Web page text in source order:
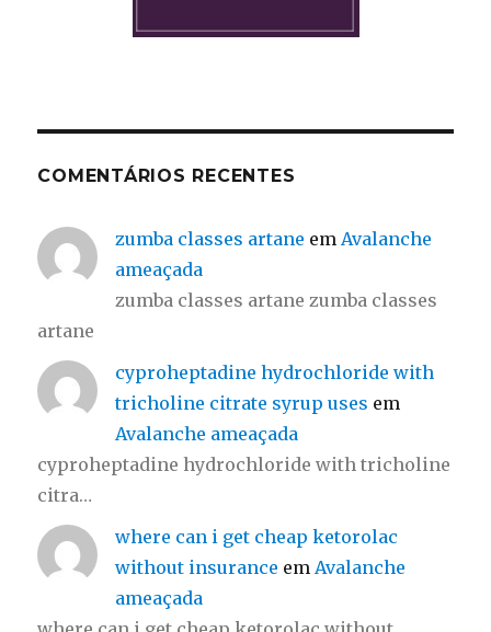
COMENTÁRIOS RECENTES
zumba classes artane em Avalanche
ameaçada
zumba classes artane zumba classes
artane
cyproheptadine hydrochloride with
tricholine citrate syrup uses em
Avalanche ameaçada
cyproheptadine hydrochloride with tricholine
citra…
where can i get cheap ketorolac
without insurance em Avalanche
ameaçada